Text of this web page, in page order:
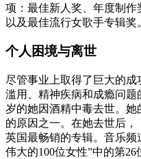
项：最佳新人奖、年度制作
以及最佳流行女歌手专辑奖
个人困境与离世
尽管事业上取得了巨大的
滥用、精神疾病和成瘾问题
岁的她因酒精中毒去世。
的原因之一。在她去世后，
英国最畅销的专辑。音乐
伟大的100位女性”中的第